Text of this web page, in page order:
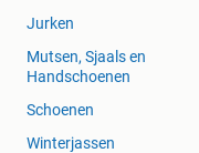
Jurken
Mutsen, Sjaals en
Handschoenen
Schoenen
Winterjassen